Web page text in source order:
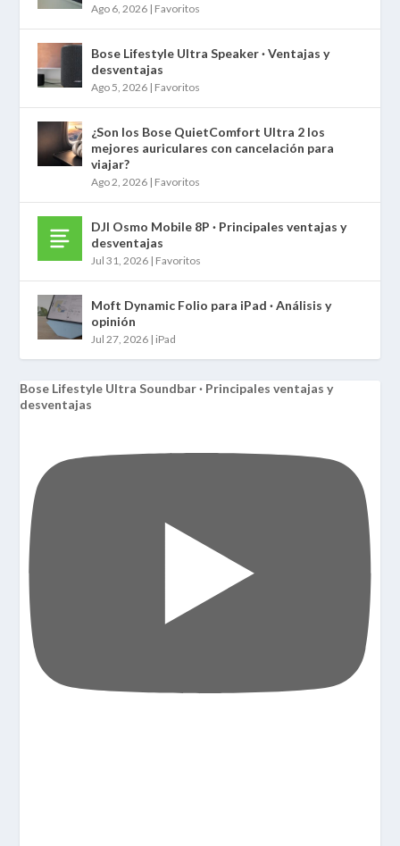
Ago 6, 2026 | Favoritos
Bose Lifestyle Ultra Speaker · Ventajas y
desventajas
Ago 5, 2026 | Favoritos
¿Son los Bose QuietComfort Ultra 2 los
mejores auriculares con cancelación para
viajar?
Ago 2, 2026 | Favoritos
DJI Osmo Mobile 8P · Principales ventajas y
desventajas
Jul 31, 2026 | Favoritos
Moft Dynamic Folio para iPad · Análisis y
opinión
Jul 27, 2026 | iPad
Bose Lifestyle Ultra Soundbar · Principales ventajas y
desventajas